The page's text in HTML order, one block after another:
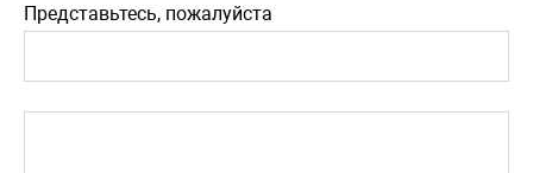
Представьтесь, пожалуйста